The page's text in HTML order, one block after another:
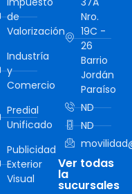
de
Valorización
Industría
y
Comercio
Predial
Unificado
Publicidad
Exterior
Visual
Nro.
19C -
26
Barrio
Jordán
Paraíso
ND
ND
Ver todas
la
sucursales